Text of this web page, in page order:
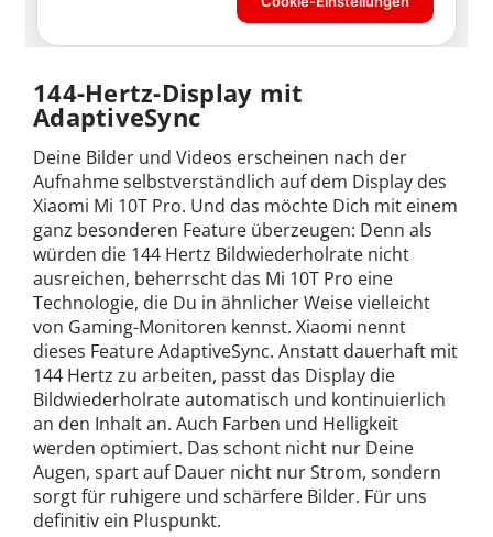
144-Hertz-Display mit
AdaptiveSync
Deine Bilder und Videos erscheinen nach der
Aufnahme selbstverständlich auf dem Display des
Xiaomi Mi 10T Pro. Und das möchte Dich mit einem
ganz besonderen Feature überzeugen: Denn als
würden die 144 Hertz Bildwiederholrate nicht
ausreichen, beherrscht das Mi 10T Pro eine
Technologie, die Du in ähnlicher Weise vielleicht
von Gaming-Monitoren kennst. Xiaomi nennt
dieses Feature AdaptiveSync. Anstatt dauerhaft mit
144 Hertz zu arbeiten, passt das Display die
Bildwiederholrate automatisch und kontinuierlich
an den Inhalt an. Auch Farben und Helligkeit
werden optimiert. Das schont nicht nur Deine
Augen, spart auf Dauer nicht nur Strom, sondern
sorgt für ruhigere und schärfere Bilder. Für uns
definitiv ein Pluspunkt.